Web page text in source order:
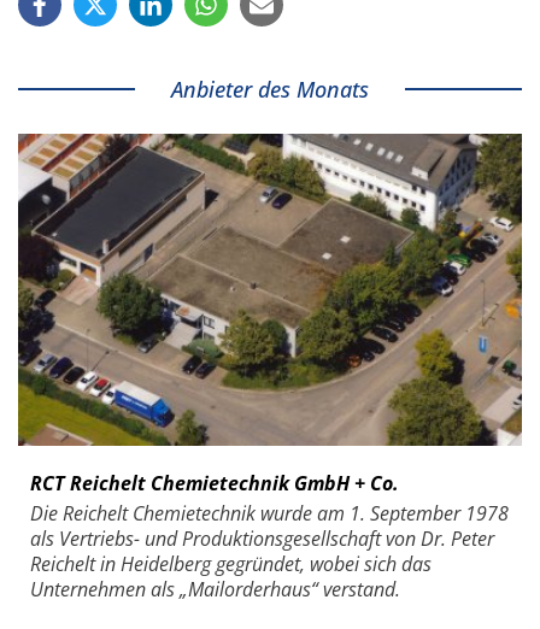
Anbieter des Monats
RCT Reichelt Chemietechnik GmbH + Co.
Die Reichelt Chemietechnik wurde am 1. September 1978
als Vertriebs- und Produktionsgesellschaft von Dr. Peter
Reichelt in Heidelberg gegründet, wobei sich das
Unternehmen als „Mailorderhaus“ verstand.